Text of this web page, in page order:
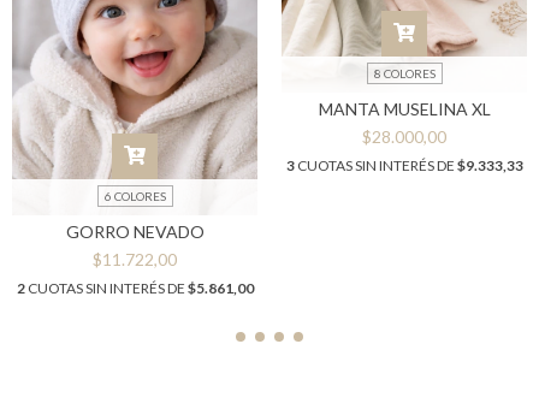
6 COLORES
GORRO NEVADO
$11.722,00
2CUOTAS SIN INTERÉS DE $5.861,00
8 COLORES
MANTA MUSELINA XL
$28.000,00
3CUOTAS SIN INTERÉS DE $9.333,33